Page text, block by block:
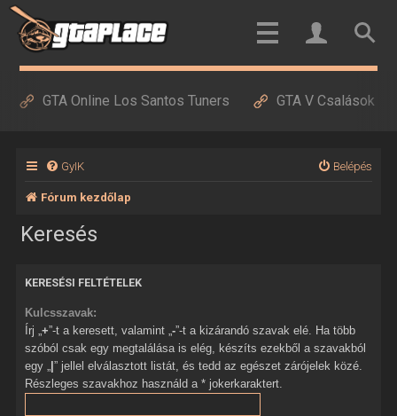
GTA Online Los Santos Tuners GTA V Csalások
GyIK Belépés
Fórum kezdőlap
Keresés
KERESÉSI FELTÉTELEK
Kulcsszavak:
Írj „ +”-t a keresett, valamint „ -”-t a kizárandó szavak elé. Ha több
szóból csak egy megtalálása is elég, készíts ezekből a szavakból
egy „ |” jellel elválasztott listát, és tedd az egészet zárójelek közé.
Részleges szavakhoz használd a * jokerkaraktert.